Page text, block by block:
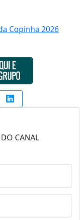
Copinha 2026
CANAL